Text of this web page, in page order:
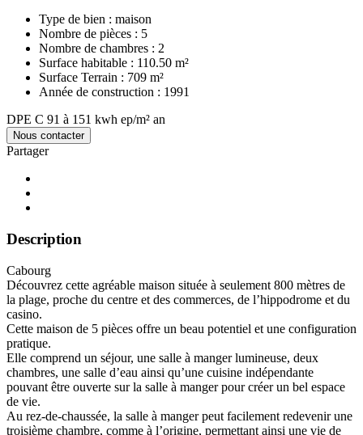
Type de bien : maison
Nombre de pièces : 5
Nombre de chambres : 2
Surface habitable : 110.50 m²
Surface Terrain : 709 m²
Année de construction : 1991
DPE C 91 à 151 kwh ep/m² an
Nous contacter
Partager
Description
Cabourg
Découvrez cette agréable maison située à seulement 800 mètres de
la plage, proche du centre et des commerces, de l’hippodrome et du
casino.
Cette maison de 5 pièces offre un beau potentiel et une configuration
pratique.
Elle comprend un séjour, une salle à manger lumineuse, deux
chambres, une salle d’eau ainsi qu’une cuisine indépendante
pouvant être ouverte sur la salle à manger pour créer un bel espace
de vie.
Au rez-de-chaussée, la salle à manger peut facilement redevenir une
troisième chambre, comme à l’origine, permettant ainsi une vie de